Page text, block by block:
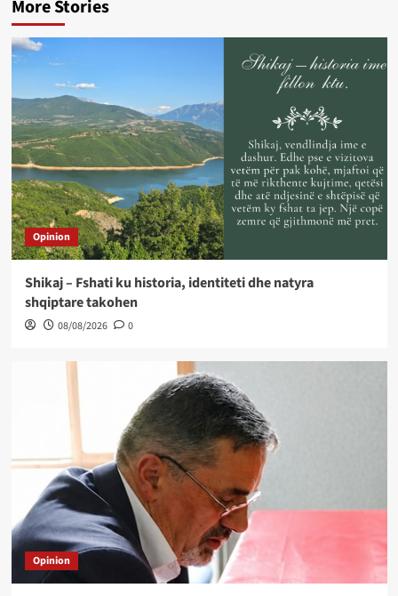
More Stories
Opinion
Shikaj – Fshati ku historia, identiteti dhe natyra
shqiptare takohen
08/08/2026 0
Opinion